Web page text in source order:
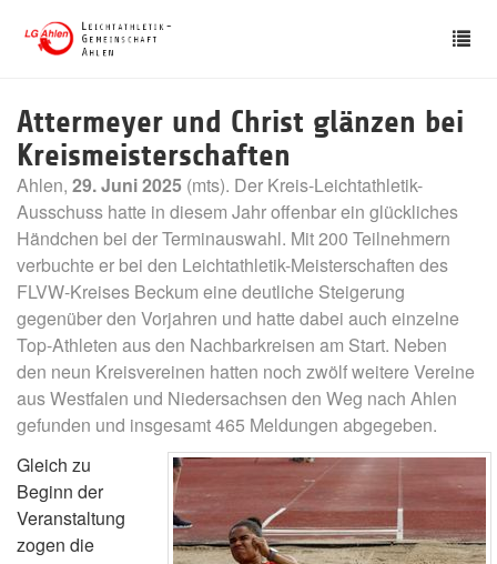
Attermeyer und Christ glänzen bei
Kreismeisterschaften
Ahlen, 29. Juni 2025 (mts). Der Kreis-Leichtathletik-
Ausschuss hatte in diesem Jahr offenbar ein glückliches
Händchen bei der Terminauswahl. Mit 200 Teilnehmern
verbuchte er bei den Leichtathletik-Meisterschaften des
FLVW-Kreises Beckum eine deutliche Steigerung
gegenüber den Vorjahren und hatte dabei auch einzelne
Top-Athleten aus den Nachbarkreisen am Start. Neben
den neun Kreisvereinen hatten noch zwölf weitere Vereine
aus Westfalen und Niedersachsen den Weg nach Ahlen
gefunden und insgesamt 465 Meldungen abgegeben.
Gleich zu
Beginn der
Veranstaltung
zogen die